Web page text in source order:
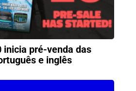
inicia pré-venda das
e inglês